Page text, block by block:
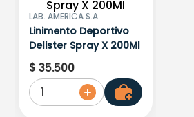
LAB. AMERICA S.A
Linimento Deportivo
Delister Spray X 200Ml
$ 35.500
1